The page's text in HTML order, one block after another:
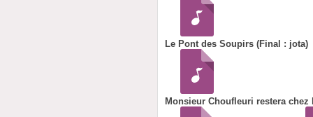
Le Pont des Soupirs (Final : jota)
Monsieur Choufleuri restera